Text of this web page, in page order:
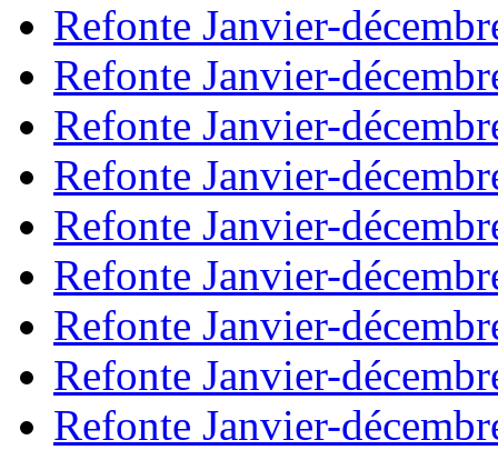
Refonte Janvier-
Refonte Janvier-
Refonte Janvier-
Refonte Janvier-
Refonte Janvier-
Refonte Janvier-
Refonte Janvier-
Refonte Janvier-
Refonte Janvier-